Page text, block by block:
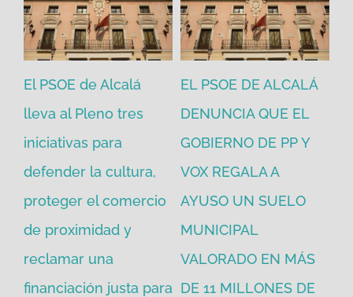
El PSOE de Alcalá
lleva al Pleno tres
iniciativas para
defender la cultura,
proteger el comercio
de proximidad y
reclamar una
financiación justa para
EL PSOE DE ALCALÁ
DENUNCIA QUE EL
GOBIERNO DE PP Y
VOX REGALA A
AYUSO UN SUELO
MUNICIPAL
VALORADO EN MÁS
DE 11 MILLONES DE